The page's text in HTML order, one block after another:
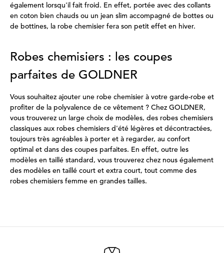
également lorsqu'il fait froid. En effet, portée avec des collants
en coton bien chauds ou un jean slim accompagné de bottes ou
de bottines, la robe chemisier fera son petit effet en hiver.
Robes chemisiers : les coupes
parfaites de GOLDNER
Vous souhaitez ajouter une robe chemisier à votre garde-robe et
profiter de la polyvalence de ce vêtement ? Chez GOLDNER,
vous trouverez un large choix de modèles, des robes chemisiers
classiques aux robes chemisiers d'été légères et décontractées,
toujours très agréables à porter et à regarder, au confort
optimal et dans des coupes parfaites. En effet, outre les
modèles en taillé standard, vous trouverez chez nous également
des modèles en taillé court et extra court, tout comme des
robes chemisiers femme en grandes tailles.